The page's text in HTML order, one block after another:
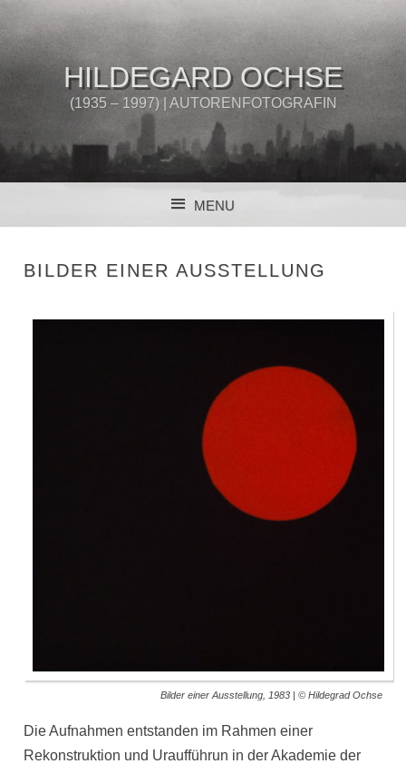
HILDEGARD OCHSE
(1935 – 1997) | AUTORENFOTOGRAFIN
MENU
BILDER EINER AUSSTELLUNG
Bilder einer Ausstellung, 1983 | © Hildegrad Ochse
Die Aufnahmen entstanden im Rahmen einer
Rekonstruktion und Uraufführun in der Akademie der